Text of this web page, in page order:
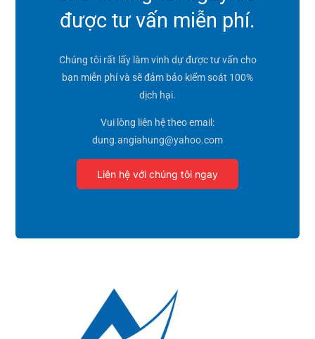
được tư vấn miễn phí.
Chúng tôi rất lấy làm vinh dự được tư vấn cho
bạn miễn phí và sẽ đảm bảo kiểm soát 100%
dịch hại.
Vui lòng liên hệ theo email:
dung.angiahung@yahoo.com
Liên hệ với chúng tôi ngay